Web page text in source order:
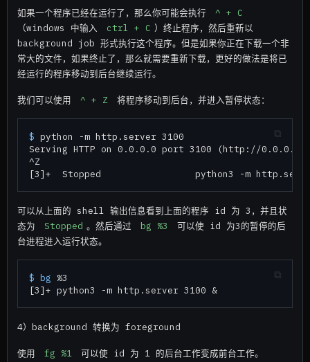
如果一个程序已经在运行了，那么你可能会执行
^ + C
（windows 中输入
ctrl + C ）终止程序，然后重新以
background job 形式执行这个程序。但是如果你正在下载一个非
常大的文件，如果终止了，那么就需要重新下载，更好的做法是将已
经运行的程序移动到后台继续运行。
我们可以使用 ^ + Z 将程序移动到后台，并进入暂停状态：
$ python -m http.server 3100
Serving HTTP on 0.0.0.0 port 3100 (http://
^Z
可以从上面的 shell 输出信息看到上面的程序 id 为 3，并且状
态为
Stopped 。然后通过 bg %3
可以使 id 为3的暂停的后
台进程进入运行状态。
$ bg %3
4）background 转换为 foreground
使用 fg %1 可以使 id 为 1 的后台工作变成前台工作。